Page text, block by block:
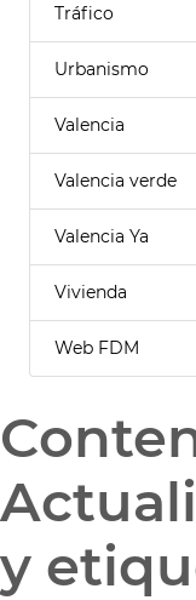
Tráfico
Urbanismo
Valencia
Valencia verde
Valencia Ya
Vivienda
Web FDM
y